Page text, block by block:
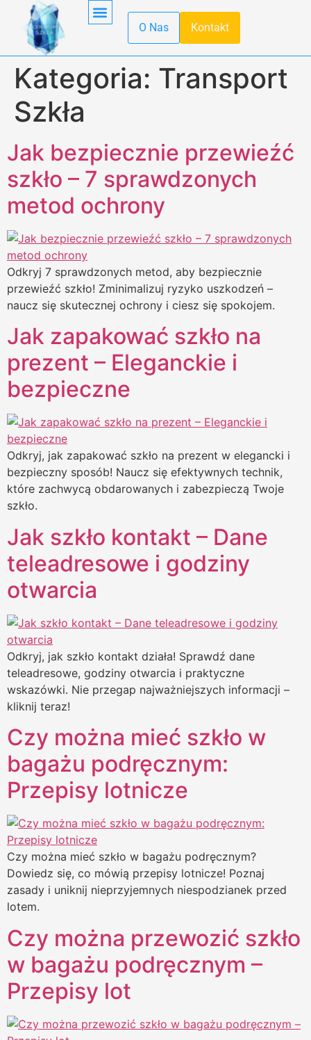
O Nas Kontakt
Kategoria: Transport
Szkła
Jak bezpiecznie przewieźć
szkło – 7 sprawdzonych
metod ochrony
Odkryj 7 sprawdzonych metod, aby bezpiecznie
przewieźć szkło! Zminimalizuj ryzyko uszkodzeń –
naucz się skutecznej ochrony i ciesz się spokojem.
Jak zapakować szkło na
prezent – Eleganckie i
bezpieczne
Odkryj, jak zapakować szkło na prezent w elegancki i
bezpieczny sposób! Naucz się efektywnych technik,
które zachwycą obdarowanych i zabezpieczą Twoje
szkło.
Jak szkło kontakt – Dane
teleadresowe i godziny
otwarcia
Odkryj, jak szkło kontakt działa! Sprawdź dane
teleadresowe, godziny otwarcia i praktyczne
wskazówki. Nie przegap najważniejszych informacji –
kliknij teraz!
Czy można mieć szkło w
bagażu podręcznym:
Przepisy lotnicze
Czy można mieć szkło w bagażu podręcznym?
Dowiedz się, co mówią przepisy lotnicze! Poznaj
zasady i uniknij nieprzyjemnych niespodzianek przed
lotem.
Czy można przewozić szkło
w bagażu podręcznym –
Przepisy lot​